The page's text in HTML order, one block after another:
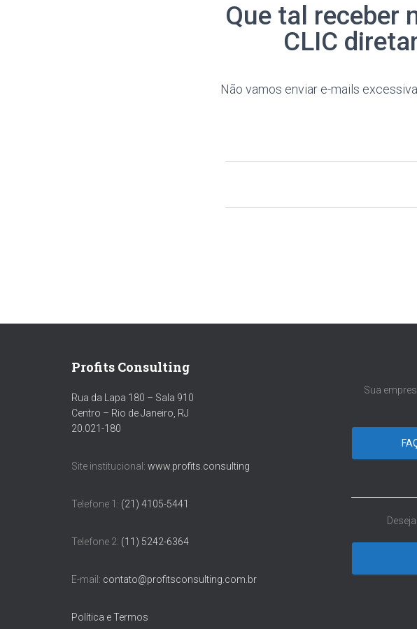
Que tal receber
CLIC
Não vamos enviar e-mails
Profits Consulting
Rua da Lapa 180 – Sala 910
Centro – Rio de Janeiro, RJ
20.021-180
Site institucional: www.profits.consulting
Telefone 1: (21) 4105-5441
Telefone 2: (11) 5242-6364
E-mail: contato@profitsconsulting.com.br
Política e Termos
Sua